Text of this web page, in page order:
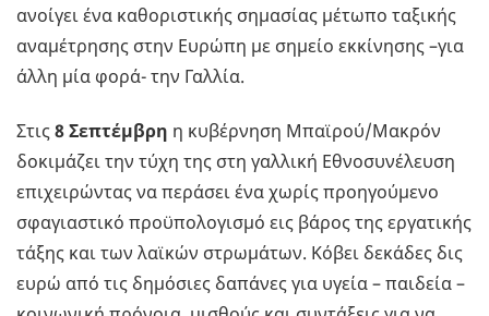
ανοίγει ένα καθοριστικής σημασίας μέτωπο ταξικής
αναμέτρησης στην Ευρώπη με σημείο εκκίνησης –για
άλλη μία φορά- την Γαλλία.
Στις8 Σεπτέμβρη η κυβέρνηση Μπαϊρού/Μακρόν
δοκιμάζει την τύχη της στη γαλλική Εθνοσυνέλευση
επιχειρώντας να περάσει ένα χωρίς προηγούμενο
σφαγιαστικό προϋπολογισμό εις βάρος της εργατικής
τάξης και των λαϊκών στρωμάτων. Κόβει δεκάδες δις
ευρώ από τις δημόσιες δαπάνες για υγεία – παιδεία –